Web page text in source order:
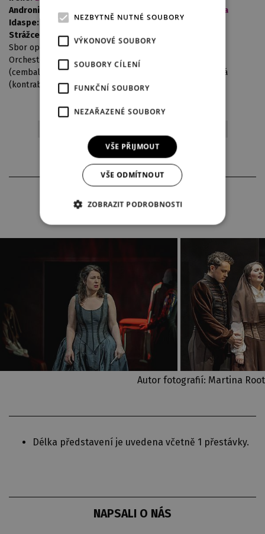
Andronico:
Anna Moriová
Barbora de Nunes-Cambraia
Idaspe:
Andrij Charlamov/ Šimon Vanžura
Strážce:
Vojtěch Jansa
Sbor opery DJKT
Orchestr opery DJKT, Basso continuo: Ondřej Bernovský
(cembalo), Libor Mašek (violoncello), Anabela Kmetíková
(kontrabas)
Autor fotografií: Martina Root
Délka představení je uvedena včetně 1 přestávky.
NAPSALI O NÁS
NEZBYTNĚ NUTNÉ SOUBORY
VÝKONOVÉ SOUBORY
SOUBORY CÍLENÍ
FUNKČNÍ SOUBORY
NEZAŘAZENÉ SOUBORY
VŠE PŘIJMOUT
VŠE ODMÍTNOUT
ZOBRAZIT PODROBNOSTI